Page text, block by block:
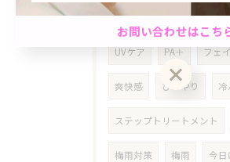
紫外線対策 プチプラ
UVケア PA＋ フェ
爽快感 ひんやり 冷
ステップトリートメント
梅雨対策 梅雨 今日
クーポン一覧はこちら
お問い合わせはこち
男性限定★最短60分で完了のクイッ
ット☆「ちょっと気になる…」を気
前におすすめ◎自然で清潔感のあ
お問い合わせはこちら